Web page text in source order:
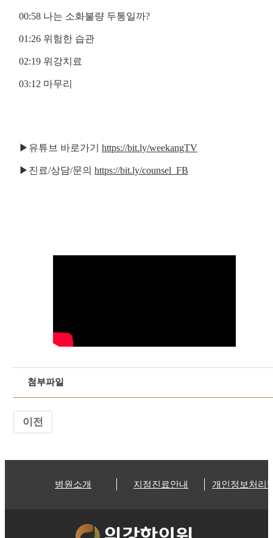
00:58 나는 소화불량 두통일까?
01:26 위험한 습관
02:19 위강치료
03:12 마무리
▶유튜브 바로가기 https://bit.ly/weekangTV
▶진료/상담/문의 https://bit.ly/counsel_FB
첨부파일
이전
병원소개 지점진료안내 개인정보처리